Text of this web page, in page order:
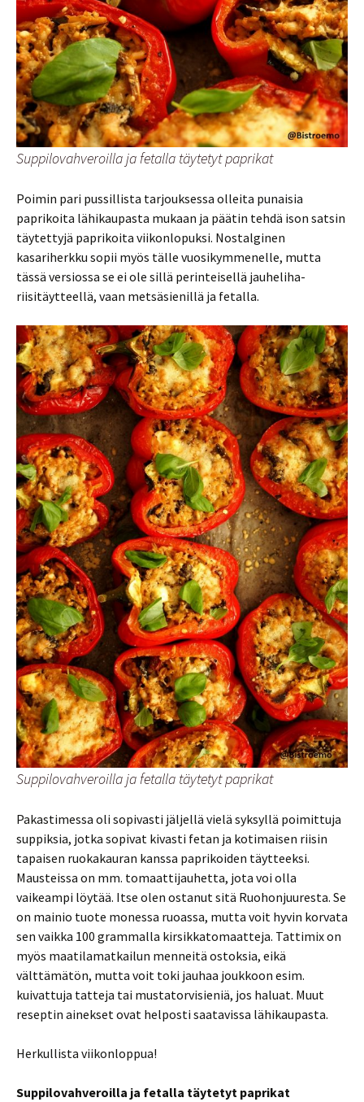
Suppilovahveroilla ja fetalla täytetyt paprikat
Poimin pari pussillista tarjouksessa olleita punaisia
paprikoita lähikaupasta mukaan ja päätin tehdä ison satsin
täytettyjä paprikoita viikonlopuksi. Nostalginen
kasariherkku sopii myös tälle vuosikymmenelle, mutta
tässä versiossa se ei ole sillä perinteisellä jauheliha-
riisitäytteellä, vaan metsäsienillä ja fetalla.
Suppilovahveroilla ja fetalla täytetyt paprikat
Pakastimessa oli sopivasti jäljellä vielä syksyllä poimittuja
suppiksia, jotka sopivat kivasti fetan ja kotimaisen riisin
tapaisen ruokakauran kanssa paprikoiden täytteeksi.
Mausteissa on mm. tomaattijauhetta, jota voi olla
vaikeampi löytää. Itse olen ostanut sitä Ruohonjuuresta. Se
on mainio tuote monessa ruoassa, mutta voit hyvin korvata
sen vaikka 100 grammalla kirsikkatomaatteja. Tattimix on
myös maatilamatkailun menneitä ostoksia, eikä
välttämätön, mutta voit toki jauhaa joukkoon esim.
kuivattuja tatteja tai mustatorvisieniä, jos haluat. Muut
reseptin ainekset ovat helposti saatavissa lähikaupasta.
Herkullista viikonloppua!
Suppilovahveroilla ja fetalla täytetyt paprikat